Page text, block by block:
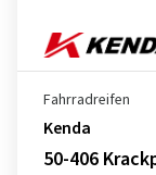
Fahrradreifen
Kenda
50-406